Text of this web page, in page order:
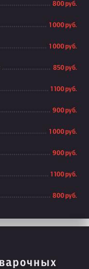
800 руб.
1 000 руб.
1 000 руб.
850 руб.
1 100 руб.
900 руб.
1 000 руб.
900 руб.
1 100 руб.
800 руб.